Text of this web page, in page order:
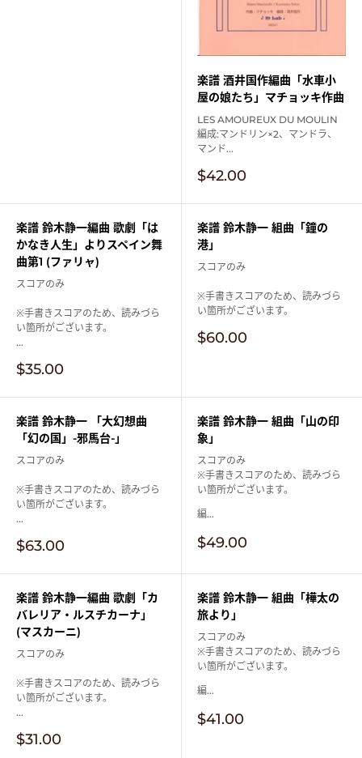
楽譜 酒井国作編曲「水車小
屋の娘たち」マチョッキ作曲
LES AMOUREUX DU MOULIN
編成:マンドリン×2、マンドラ、
マンド...
販
価
格
$42.00
楽譜 鈴木静一編曲 歌劇「は
かなき人生」よりスペイン舞
曲第1 (ファリャ)
スコアのみ
※手書きスコアのため、読みづら
い箇所がございます。
...
販
価
格
$35.00
楽譜 鈴木静一 組曲「鐘の
港」
スコアのみ
※手書きスコアのため、読みづら
い箇所がございます。
販
$60.00
楽譜 鈴木静一 「大幻想曲
「幻の国」-邪馬台-」
スコアのみ
※手書きスコアのため、読みづら
い箇所がございます。
...
販
価
格
$63.00
楽譜 鈴木静一 組曲「山の印
象」
スコアのみ
※手書きスコアのため、読みづら
い箇所がございます。
編...
販
価
$49.00
楽譜 鈴木静一編曲 歌劇「カ
バレリア・ルスチカーナ」
(マスカーニ)
スコアのみ
※手書きスコアのため、読みづら
い箇所がございます。
...
販
$31.00
楽譜 鈴木静一 組曲「樺太の
旅より」
スコアのみ
※手書きスコアのため、読みづら
い箇所がございます。
編...
販
$41.00